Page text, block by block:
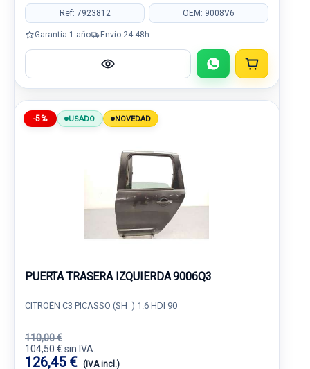
Ref: 7923812 OEM: 9008V6
Garantía 1 año Envío 24-48h
-5% USADO NOVEDAD
PUERTA TRASERA IZQUIERDA 9006Q3
CITROËN C3 PICASSO (SH_) 1.6 HDI 90
110,00 €
104,50 € sin IVA.
126,45 € (IVA incl.)